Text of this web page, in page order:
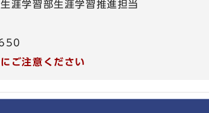
涯学習部生涯学習推進担当
ご注意ください